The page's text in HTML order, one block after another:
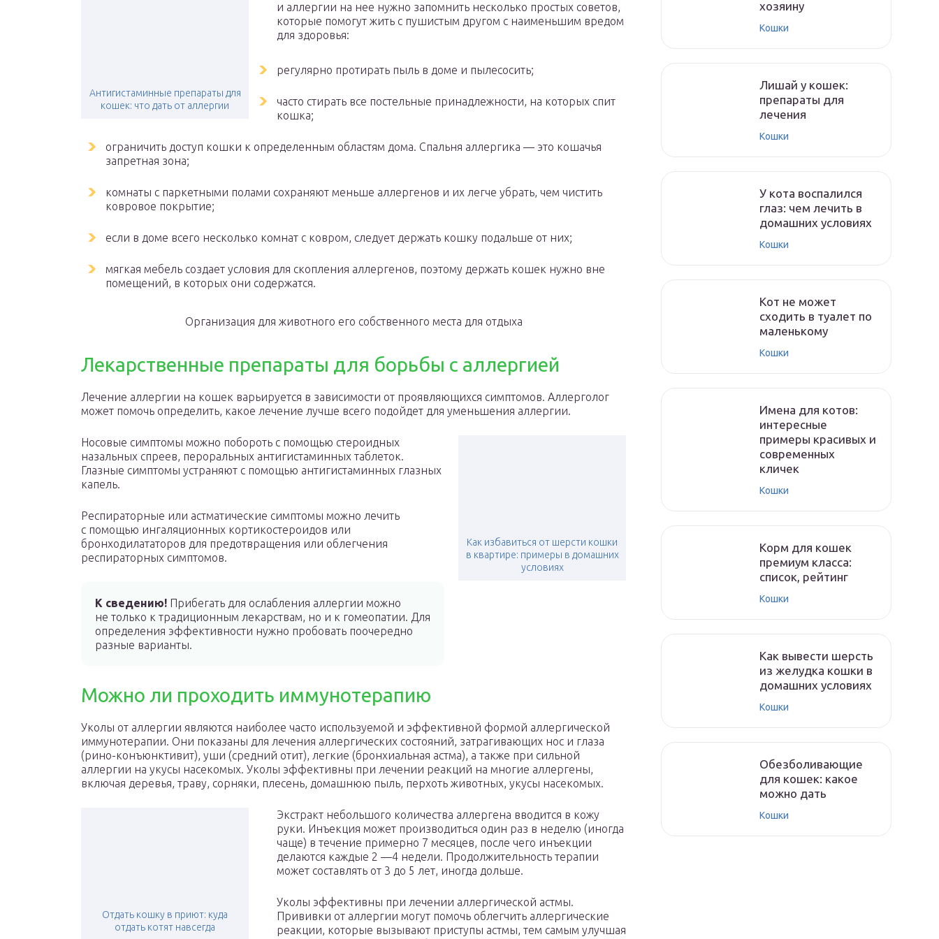
Антигистаминные препараты для
кошек: что дать от аллергии
и аллергии на нее нужно запомнить несколько простых советов,
которые помогут жить с пушистым другом с наименьшим вредом
для здоровья:
регулярно протирать пыль в доме и пылесосить;
часто стирать все постельные принадлежности, на которых спит
кошка;
ограничить доступ кошки к определенным областям дома. Спальня аллергика — это кошачья
запретная зона;
комнаты с паркетными полами сохраняют меньше аллергенов и их легче убрать, чем чистить
ковровое покрытие;
если в доме всего несколько комнат с ковром, следует держать кошку подальше от них;
мягкая мебель создает условия для скопления аллергенов, поэтому держать кошек нужно вне
помещений, в которых они содержатся.
Организация для животного его собственного места для отдыха
Лекарственные препараты для борьбы с аллергией
Лечение аллергии на кошек варьируется в зависимости от проявляющихся симптомов. Аллерголог
может помочь определить, какое лечение лучше всего подойдет для уменьшения аллергии.
Как избавиться от шерсти кошки
в квартире: примеры в домашних
условиях
Носовые симптомы можно побороть с помощью стероидных
назальных спреев, пероральных антигистаминных таблеток.
Глазные симптомы устраняют с помощью антигистаминных глазных
капель.
Респираторные или астматические симптомы можно лечить
с помощью ингаляционных кортикостероидов или
бронходилататоров для предотвращения или облегчения
респираторных симптомов.
К сведению! Прибегать для ослабления аллергии можно
не только к традиционным лекарствам, но и к гомеопатии. Для
определения эффективности нужно пробовать поочередно
разные варианты.
Можно ли проходить иммунотерапию
Уколы от аллергии являются наиболее часто используемой и эффективной формой аллергической
иммунотерапии. Они показаны для лечения аллергических состояний, затрагивающих нос и глаза
(рино-конъюнктивит), уши (средний отит), легкие (бронхиальная астма), а также при сильной
аллергии на укусы насекомых. Уколы эффективны при лечении реакций на многие аллергены,
включая деревья, траву, сорняки, плесень, домашнюю пыль, перхоть животных, укусы насекомых.
Отдать кошку в приют: куда
отдать котят навсегда
Экстракт небольшого количества аллергена вводится в кожу
руки. Инъекция может производиться один раз в неделю (иногда
чаще) в течение примерно 7 месяцев, после чего инъекции
делаются каждые 2 —4 недели. Продолжительность терапии
может составлять от 3 до 5 лет, иногда дольше.
Уколы эффективны при лечении аллергической астмы.
Прививки от аллергии могут помочь облегчить аллергические
реакции, которые вызывают приступы астмы, тем самым улучшая
хозяину
Кошки
Лишай у кошек:
препараты для
лечения
Кошки
У кота воспалился
глаз: чем лечить в
домашних условиях
Кошки
Кот не может
сходить в туалет по
маленькому
Кошки
Имена для котов:
интересные
примеры красивых и
современных
кличек
Кошки
Корм для кошек
премиум класса:
список, рейтинг
Кошки
Как вывести шерсть
из желудка кошки в
домашних условиях
Кошки
Обезболивающие
для кошек: какое
можно дать
Кошки